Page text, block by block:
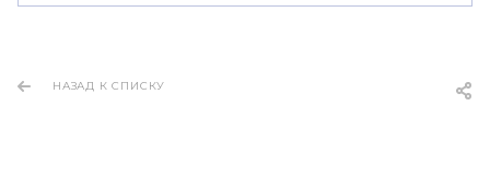
НАЗАД К СПИСКУ